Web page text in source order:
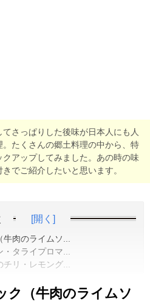
さっぱりした後味が日本人にも人
たくさんの郷土料理の中から、特
アップしてみました。あの時の味
でご紹介したいと思います。
[開く]
肉のライムソ...
タライプロマ...
リ・レモング...
ク（牛肉のライムソ